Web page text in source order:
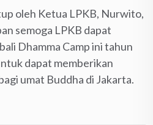
oleh Ketua LPKB, Nurwito,
semoga LPKB dapat
Dhamma Camp ini tahun
dapat memberikan
umat Buddha di Jakarta.